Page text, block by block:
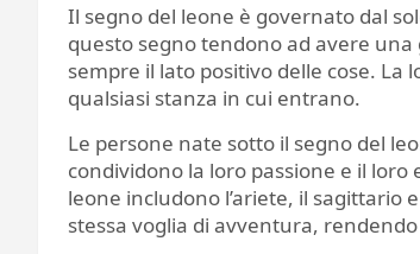
Il segno del leone è governato dal
questo segno tendono ad avere
sempre il lato positivo delle cose. La
qualsiasi stanza in cui entrano.
Le persone nate sotto il segno del
condividono la loro passione e il
leone includono l’ariete, il sagittario
stessa voglia di avventura,